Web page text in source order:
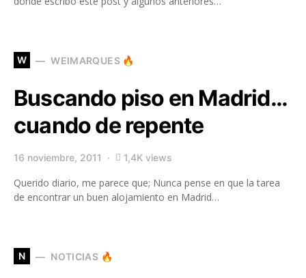
W WEIMARQUES 🔥
Buscando piso en Madrid…
cuando de repente
16 noviembre, 2011 1,4K views
Querido diario, me parece que; Nunca pense en que la tarea
de encontrar un buen alojamiento en Madrid…
N NOTICIAS 🔥